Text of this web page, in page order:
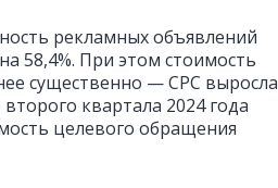
рекламных объявлений
58,4%. При этом стоимость
существенно — СРС выросла
квартала 2024 года
целевого обращения